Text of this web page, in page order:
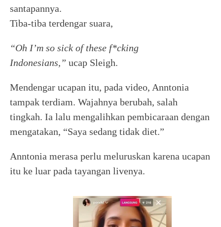
santapannya.
Tiba-tiba terdengar suara,
“Oh I’m so sick of these f*cking
Indonesians,” ucap Sleigh.
Mendengar ucapan itu, pada video, Anntonia
tampak terdiam. Wajahnya berubah, salah
tingkah. Ia lalu mengalihkan pembicaraan dengan
mengatakan, “Saya sedang tidak diet.”
Anntonia merasa perlu meluruskan karena ucapan
itu ke luar pada tayangan livenya.